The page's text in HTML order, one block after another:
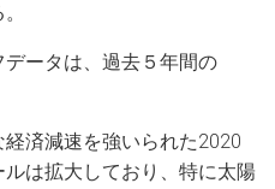
ータは、過去５年間の
済減速を強いられた2020
は拡大しており、特に太陽